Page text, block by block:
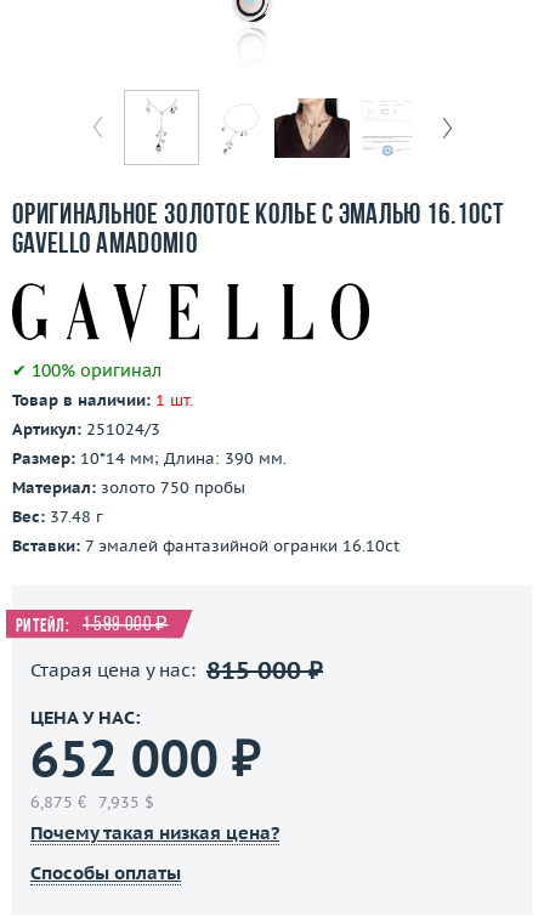
О компании
Контакты
3D-тур по шоуруму
Оригинальное золотое колье с эмалью 16.10ct
Gavello Amadomio
✔ 100% оригинал
Товар в наличии: 1 шт.
Артикул: 251024/3
Размер: 10*14 мм; Длина: 390 мм.
Материал: золото 750 пробы
Вес: 37.48 г
Вставки: 7 эмалей фантазийной огранки 16.10ct
Ритейл: 1 599 000 ₽
Старая цена у нас: 815 000 ₽
ЦЕНА У НАС:
652 000 ₽
6,875 € 7,935 $
Почему такая низкая цена?
Способы оплаты